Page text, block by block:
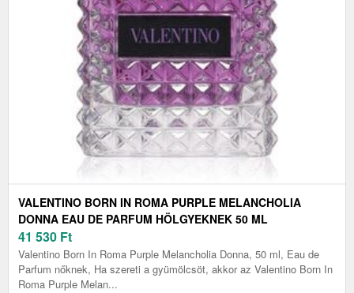
VALENTINO BORN IN ROMA PURPLE MELANCHOLIA
DONNA EAU DE PARFUM HÖLGYEKNEK 50 ML
41 530 Ft
Valentino Born In Roma Purple Melancholia Donna, 50 ml, Eau de
Parfum nőknek, Ha szereti a gyümölcsöt, akkor az Valentino Born In
Roma Purple Melan...